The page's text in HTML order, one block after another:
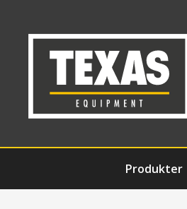
Produkter